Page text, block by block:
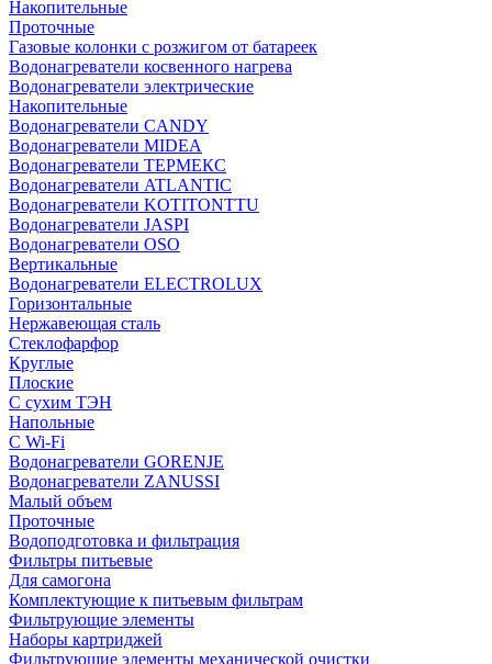
Накопительные
Проточные
Газовые колонки с розжигом от батареек
Водонагреватели косвенного нагрева
Водонагреватели электрические
Накопительные
Водонагреватели CANDY
Водонагреватели MIDEA
Водонагреватели ТЕРМЕКС
Водонагреватели ATLANTIC
Водонагреватели KOTITONTTU
Водонагреватели JASPI
Водонагреватели OSO
Вертикальные
Водонагреватели ELECTROLUX
Горизонтальные
Нержавеющая сталь
Стеклофарфор
Круглые
Плоские
С сухим ТЭН
Напольные
С Wi-Fi
Водонагреватели GORENJE
Водонагреватели ZANUSSI
Малый объем
Проточные
Водоподготовка и фильтрация
Фильтры питьевые
Для самогона
Комплектующие к питьевым фильтрам
Фильтрующие элементы
Наборы картриджей
Фильтрующие элементы механической очистки